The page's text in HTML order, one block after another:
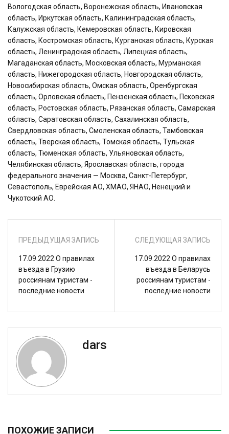
Вологодская область, Воронежская область, Ивановская
область, Иркутская область, Калининградская область,
Калужская область, Кемеровская область, Кировская
область, Костромская область, Курганская область, Курская
область, Ленинградская область, Липецкая область,
Магаданская область, Московская область, Мурманская
область, Нижегородская область, Новгородская область,
Новосибирская область, Омская область, Оренбургская
область, Орловская область, Пензенская область, Псковская
область, Ростовская область, Рязанская область, Самарская
область, Саратовская область, Сахалинская область,
Свердловская область, Смоленская область, Тамбовская
область, Тверская область, Томская область, Тульская
область, Тюменская область, Ульяновская область,
Челябинская область, Ярославская область, города
федерального значения — Москва, Санкт-Петербург,
Севастополь, Еврейская АО, ХМАО, ЯНАО, Ненецкий и
Чукотский АО.
ПРЕДЫДУЩАЯ ЗАПИСЬ
17.09.2022 О правилах
въезда в Грузию
россиянам туристам -
последние новости
СЛЕДУЮЩАЯ ЗАПИСЬ
17.09.2022 О правилах
въезда в Беларусь
россиянам туристам -
последние новости
dars
ПОХОЖИЕ ЗАПИСИ